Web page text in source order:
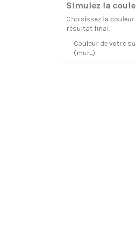
Simulez la
Choisissez la
résultat final.
Couleur de votre
(mur...)